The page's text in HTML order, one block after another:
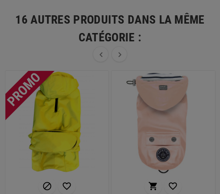
16 AUTRES PRODUITS DANS LA MÊME
CATÉGORIE :
 
   